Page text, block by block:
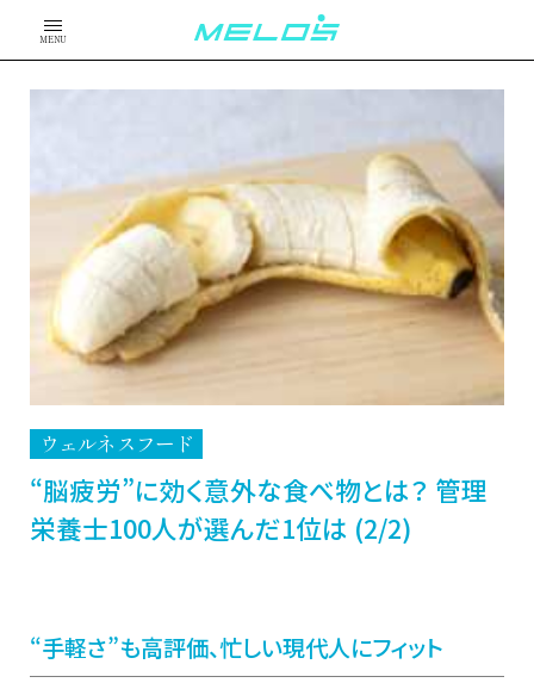
MENU
ウェルネスフード
“脳疲労”に効く意外な食べ物とは？ 管理
栄養士100人が選んだ1位は (2/2)
“手軽さ”も高評価、忙しい現代人にフィット